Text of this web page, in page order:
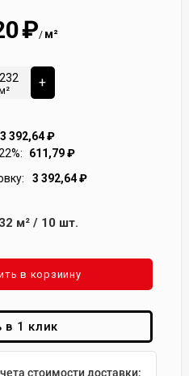
₽/ м²
+
3 392,64₽
611,79₽
3 392,64₽
м²/ 10 шт.
в корзиину
в 1 клик
стоимости доставки: